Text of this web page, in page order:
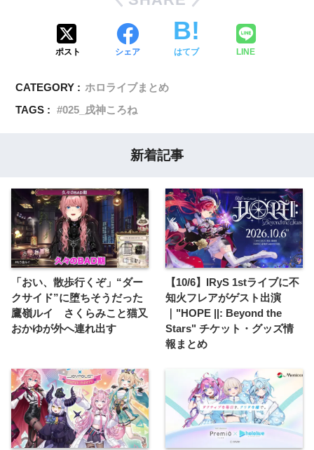
ポスト シェア はてブ LINE
CATEGORY : ホロライブまとめ
TAGS :
025_戌神ころね
新着記事
「おい、散歩行くぞ」“ダー
クサイド”に堕ちそうだった
鷹嶺ルイ さくらみこと猫又
おかゆが外へ連れ出す
【10/6】IRyS 1stライブに不
知火フレアがゲスト出演
｜"HOPE ||: Beyond the
Stars" チケット・グッズ情
報まとめ